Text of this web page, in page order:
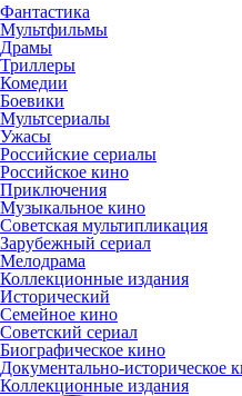
Фантастика
Мультфильмы
Драмы
Триллеры
Комедии
Боевики
Мультсериалы
Ужасы
Российские сериалы
Российское кино
Приключения
Музыкальное кино
Советская мультипликация
Зарубежный сериал
Мелодрама
Коллекционные издания
Исторический
Семейное кино
Советский сериал
Биографическое кино
Документально-историческое
Коллекционные издания